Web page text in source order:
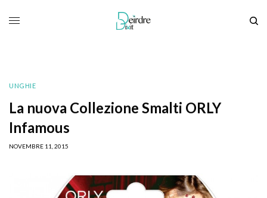
UNGHIE
La nuova Collezione Smalti ORLY
Infamous
NOVEMBRE 11, 2015